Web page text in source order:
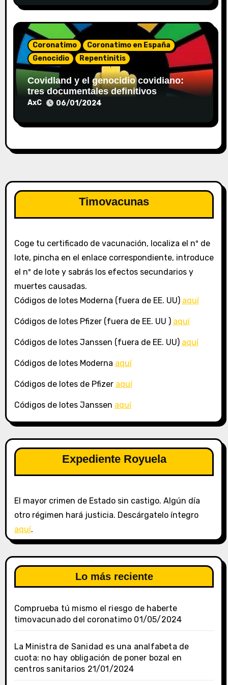
Coronatimo
Coronatimo en España
Genocidio
Repentinitis
Covidland y el genocidio covidiano:
tres documentales definitivos
AxC 06/01/2024
Timovacunas
Coge tu certificado de vacunación, localiza el nº de
lote, pincha en el enlace correspondiente, introduce
el nº de lote y sabrás los efectos secundarios y
muertes causadas.
Códigos de lotes Moderna (fuera de EE. UU) aquí
Códigos de lotes Pfizer (fuera de EE. UU ) aquí
Códigos de lotes Janssen (fuera de EE. UU) aquí
Códigos de lotes Moderna aquí
Códigos de lotes de Pfizer aquí
Códigos de lotes Janssen aquí
Expediente Royuela
El mayor crimen de Estado sin castigo. Algún día
otro régimen hará justicia. Descárgatelo íntegro
aquí.
Lo más reciente
Comprueba tú mismo el riesgo de haberte
timovacunado del coronatimo 01/05/2024
La Ministra de Sanidad es una analfabeta de
cuota: no hay obligación de poner bozal en
centros sanitarios 21/01/2024